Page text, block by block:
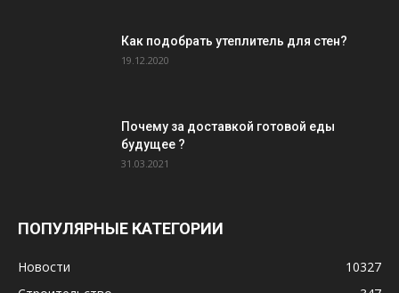
Как подобрать утеплитель для стен?
19.12.2020
Почему за доставкой готовой еды
будущее ?
31.03.2021
ПОПУЛЯРНЫЕ КАТЕГОРИИ
Новости
10327